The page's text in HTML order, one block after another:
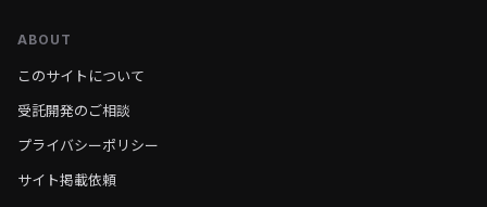
ABOUT
このサイトについて
受託開発のご相談
プライバシーポリシー
サイト掲載依頼